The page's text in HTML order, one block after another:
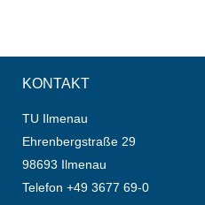
KONTAKT
TU Ilmenau
Ehrenbergstraße 29
98693 Ilmenau
Telefon +49 3677 69-0